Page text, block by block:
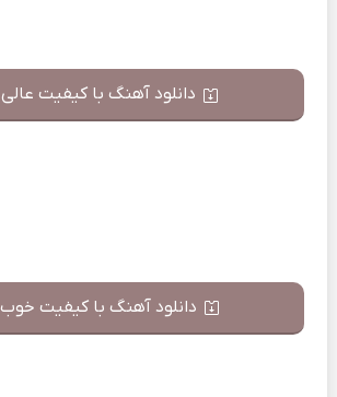
دانلود آهنگ با کیفیت عالی 320
دانلود آهنگ با کیفیت خوب 128